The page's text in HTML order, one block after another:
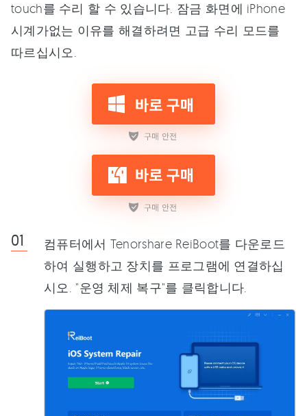
touch를 수리 할 수 있습니다. 잠금 화면에 iPhone
시계가없는 이유를 해결하려면 고급 수리 모드를
따르십시오.
컴퓨터에서 Tenorshare ReiBoot를 다운로드
하여 실행하고 장치를 프로그램에 연결하십
시오. "운영 체제 복구"를 클릭합니다.